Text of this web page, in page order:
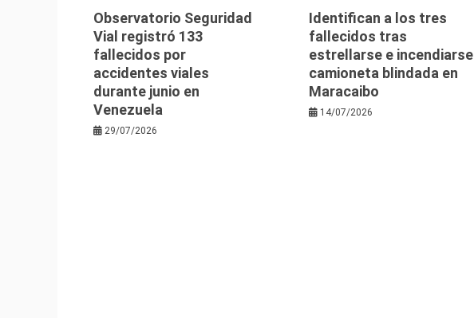
Observatorio Seguridad
Vial registró 133
fallecidos por
accidentes viales
durante junio en
Venezuela
29/07/2026
Identifican a los tres
fallecidos tras
estrellarse e incendiarse
camioneta blindada en
Maracaibo
14/07/2026